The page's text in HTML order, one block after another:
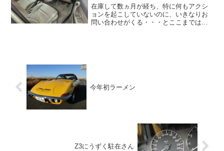
在庫して数ヵ月が経ち、特に何もアクシ
ョンを起こしていないのに、いきなりお
問い合わせがくる・・・とここまでは普
今年初ラーメン
Z3にうずく駐在さん